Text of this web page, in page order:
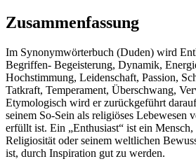
Zusammenfassung
Im Synonymwörterbuch (Duden) wird
Begriffen- Begeisterung, Dynamik,
Hochstimmung, Leidenschaft, Passion,
Tatkraft, Temperament, Überschwang,
Etymologisch wird er zurückgeführt
seinem So-Sein als religiöses Lebewesen
erfüllt ist. Ein „Enthusiast“ ist ein Mensch,
Religiosität oder seinem weltlichen
ist, durch Inspiration gut zu werden.